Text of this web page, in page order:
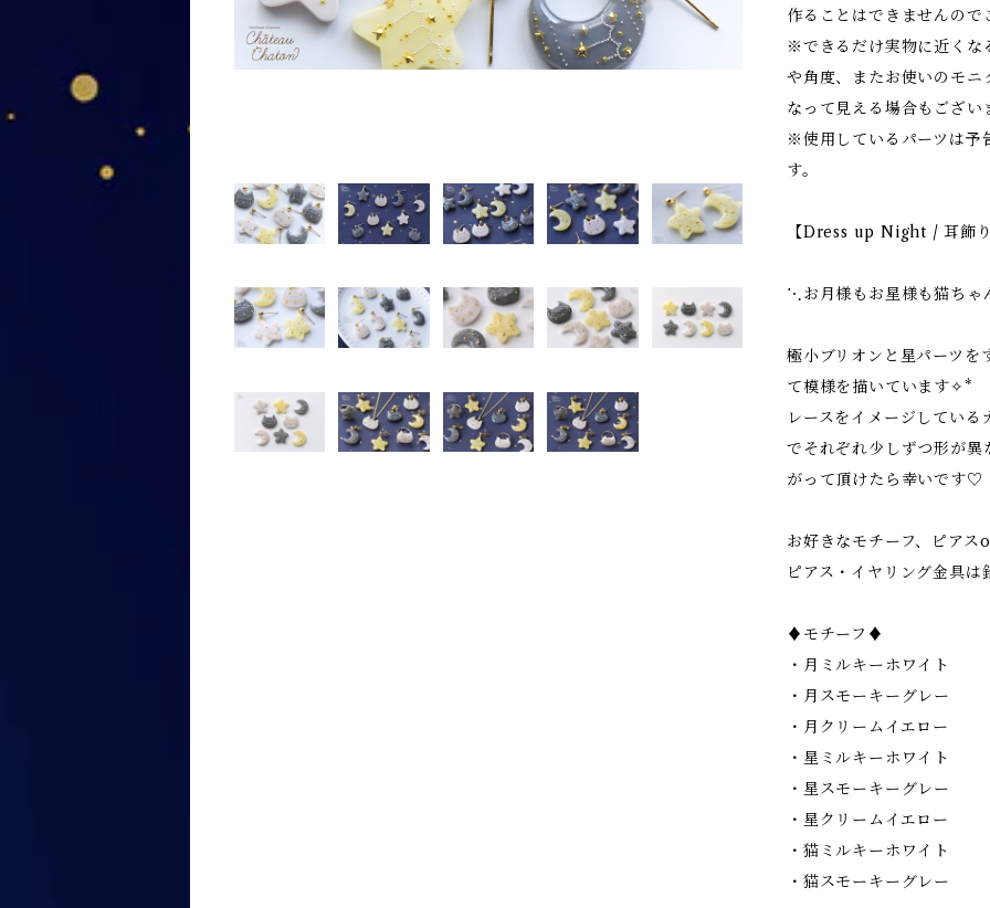
作ることはできませんの
※できるだけ実物に近くな
や角度、またお使いのモ
なって見える場合もござい
※使用しているパーツは予
す。
【Dress up Night / 耳飾
⋱お月様もお星様も猫ち
極小ブリオンと星パーツを
て模様を描いています✧︎*
レースをイメージしてい
でそれぞれ少しずつ形が
がって頂けたら幸いです♡
お好きなモチーフ、ピア
ピアス・イヤリング金具
♦︎モチーフ♦︎
・月ミルキーホワイト
・月スモーキーグレー
・月クリームイエロー
・星ミルキーホワイト
・星スモーキーグレー
・星クリームイエロー
・猫ミルキーホワイト
・猫スモーキーグレー